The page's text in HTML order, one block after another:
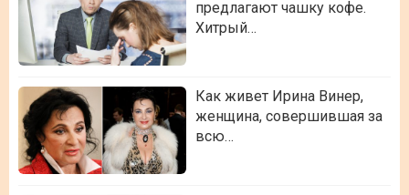
предлагают чашку кофе.
Хитрый…
Как живет Ирина Винер,
женщина, совершившая за
всю…